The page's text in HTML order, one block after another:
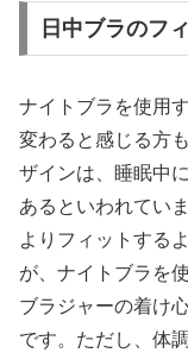
日中ブラのフ
ナイトブラを使用
変わると感じる方
ザインは、睡眠中
あるといわれてい
よりフィットする
が、ナイトブラを
ブラジャーの着け
です。ただし、体